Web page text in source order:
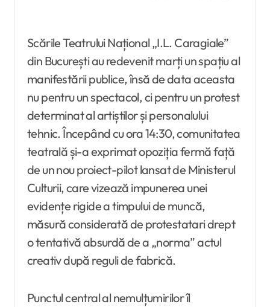
Scările Teatrului Național „I.L. Caragiale”
din București au redevenit marți un spațiu al
manifestării publice, însă de data aceasta
nu pentru un spectacol, ci pentru un protest
determinat al artiștilor și personalului
tehnic. Începând cu ora 14:30, comunitatea
teatrală și-a exprimat opoziția fermă față
de un nou proiect-pilot lansat de Ministerul
Culturii, care vizează impunerea unei
evidențe rigide a timpului de muncă,
măsură considerată de protestatari drept
o tentativă absurdă de a „norma” actul
creativ după reguli de fabrică.
Punctul central al nemulțumirilor îl